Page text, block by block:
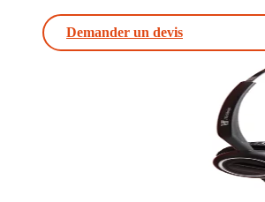
Demander un devis